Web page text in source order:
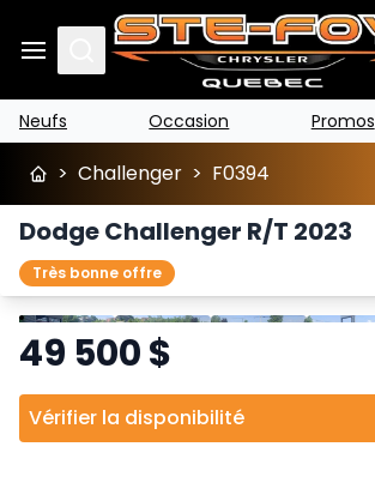
Search
Neufs Occasion Promos
> Challenger > F0394
Dodge Challenger R/T 2023
Très bonne offre
ArrêterPrécédent
Suivant
49 500$
Vérifier la disponibilité